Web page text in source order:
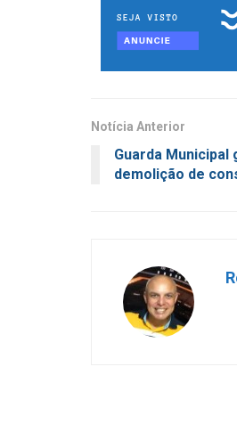
Notícia Anterior
Guarda
demolição de